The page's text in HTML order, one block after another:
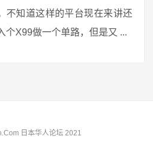
不知道这样的平台现在来讲还
个X99做一个单路，但是又 ...
日本华人论坛 2021